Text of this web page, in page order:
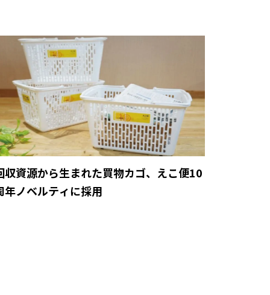
収資源から生まれた買物カゴ、えこ便10
年ノベルティに採用